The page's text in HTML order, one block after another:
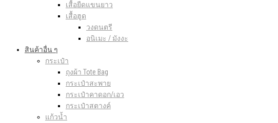
เสื้อยืดแขนยาว
เสื้อฮูด
วงดนตรี
อนิเมะ / มังงะ
สินค้าอื่น ๆ
กระเป๋า
ถุงผ้า Tote Bag
กระเป๋าสะพาย
กระเป๋าคาดอก/เอว
กระเป๋าสตางค์
แก้วน้ำ